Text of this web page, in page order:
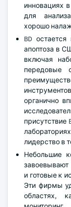
инновациях
для
хорошо
BD
апоптоза в
включая
передовые
органично
присутствие
лидерство в
Небольшие
завоевывают
и готовые к
Эти фирмы
областях,